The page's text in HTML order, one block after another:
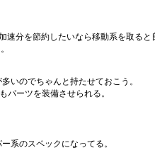
分を節約したいなら移動系を取ると
いのでちゃんと持たせておこう。
パーツを装備させられる。
系のスペックになってる。